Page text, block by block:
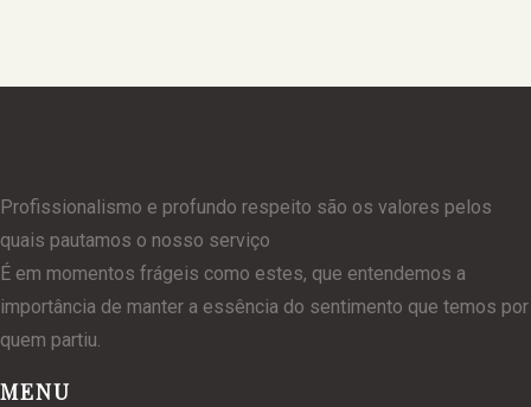
Profissionalismo e profundo respeito são os valores pelos
quais pautamos o nosso serviço
É em momentos frágeis como estes, que entendemos a
importância de manter a essência do sentimento que temos por
quem partiu.
MENU